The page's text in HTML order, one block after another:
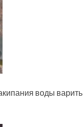
воды варить